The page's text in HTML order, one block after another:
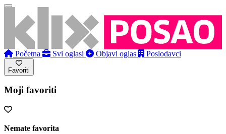
Početna Svi oglasi Objavi oglas Poslodavci
Favoriti
Moji favoriti
Nemate favorita